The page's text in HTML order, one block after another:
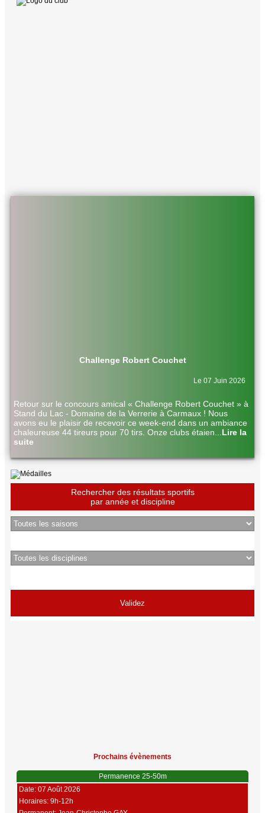
Challenge Robert Couchet
Le 07 Juin 2026
Retour sur le concours amical « Challenge Robert Couchet » à
Stand du Lac - Domaine de la Verrerie à Carmaux ! Nous
avons eu le plaisir de recevoir ce week-end dans un ambiance
chaleureuse 44 tireurs pour 70 tirs. Onze clubs étaien
Lire la
suite
Rechercher des résultats sportifs
par année et discipline
Prochains évènements
Permanence 25-50m
Date: 07 Août 2026
Horaires: 9h-12h